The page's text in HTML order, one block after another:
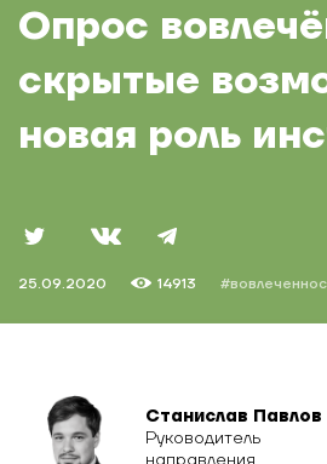
Опрос
скрытые
новая роль
25.09.2020 14913
Станислав Павлов
Руководитель